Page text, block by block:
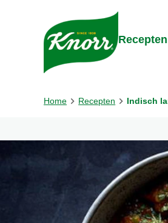
Skip to:
Recepten
Home Recepten Indisch